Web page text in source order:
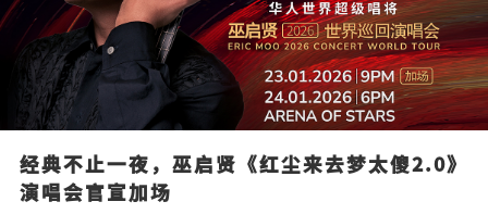
经典不止一夜，巫启贤《红尘来去梦太傻2.0》
演唱会官宣加场